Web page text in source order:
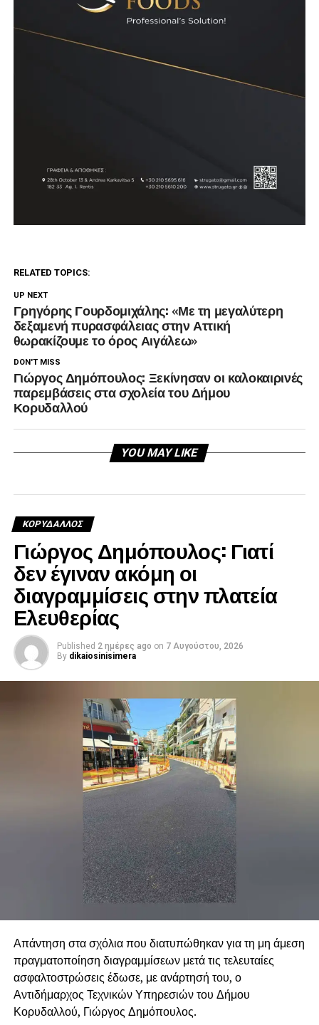
RELATED TOPICS:
UP NEXT
Γρηγόρης Γουρδομιχάλης: «Με τη μεγαλύτερη
δεξαμενή πυρασφάλειας στην Αττική
θωρακίζουμε το όρος Αιγάλεω»
DON'T MISS
Γιώργος Δημόπουλος: Ξεκίνησαν οι καλοκαιρινές
παρεμβάσεις στα σχολεία του Δήμου
Κορυδαλλού
YOU MAY LIKE
ΚΟΡΥΔΑΛΛΟΣ
Γιώργος Δημόπουλος: Γιατί
δεν έγιναν ακόμη οι
διαγραμμίσεις στην πλατεία
Ελευθερίας
Published 2 ημέρες ago on 7 Αυγούστου, 2026
By dikaiosinisimera
Απάντηση στα σχόλια που διατυπώθηκαν για τη μη άμεση
πραγματοποίηση διαγραμμίσεων μετά τις τελευταίες
ασφαλτοστρώσεις έδωσε, με ανάρτησή του, ο
Αντιδήμαρχος Τεχνικών Υπηρεσιών του Δήμου
Κορυδαλλού, Γιώργος Δημόπουλος.